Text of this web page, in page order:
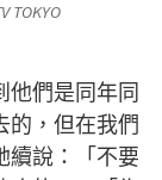
TOKYO
他們是同年同
的，但在我們
續說：「不要